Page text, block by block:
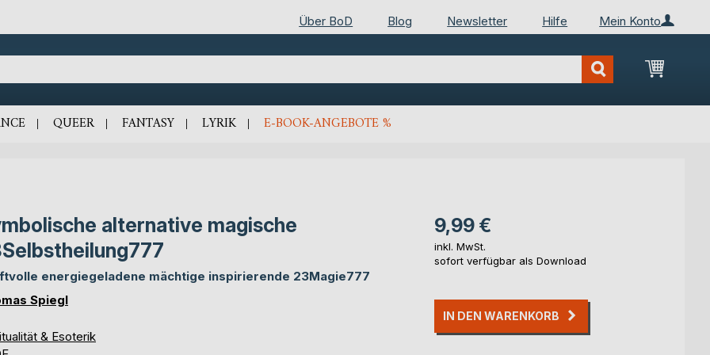
Mein Konto
Über BoD Blog Newsletter Hilfe
Mein
QUEER FANTASY LYRIK E-BOOK-ANGEBOTE %
alternative magische
energiegeladene mächtige inspirierende 23Magie777
Spiegl
& Esoterik
9,99 €
inkl. MwSt.
sofort verfügbar als Download
IN DEN WARENKORB